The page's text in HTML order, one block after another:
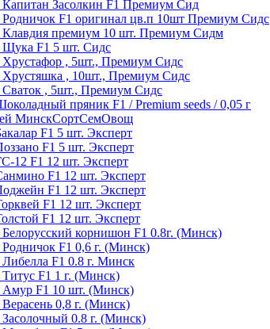
Засолкин F1 Премиум Сид
F1 оригинал цв.п 10шт Премиум Сидс
Клавдия премиум 10 шт. Премиум Сидм
Щука F1 5 шт. Сидс
, 5шт., Премиум Сидс
Хрустяшка , 10шт., Премиум Сидс
, 5шт., Премиум Сидс
пряник F1 / Premium seeds / 0,05 г
МинскСортСемОвощ
F1 5 шт. Эксперт
F1 5 шт. Эксперт
12 F1 12 шт. Эксперт
F1 12 шт. Эксперт
F1 12 шт. Эксперт
F1 12 шт. Эксперт
F1 12 шт. Эксперт
корнишон F1 0.8г. (Минск)
F1 0,6 г. (Минск)
F1 0.8 г. Минск
F1 1 г. (Минск)
Амур F1 10 шт. (Минск)
0,8 г. (Минск)
0.8 г. (Минск)